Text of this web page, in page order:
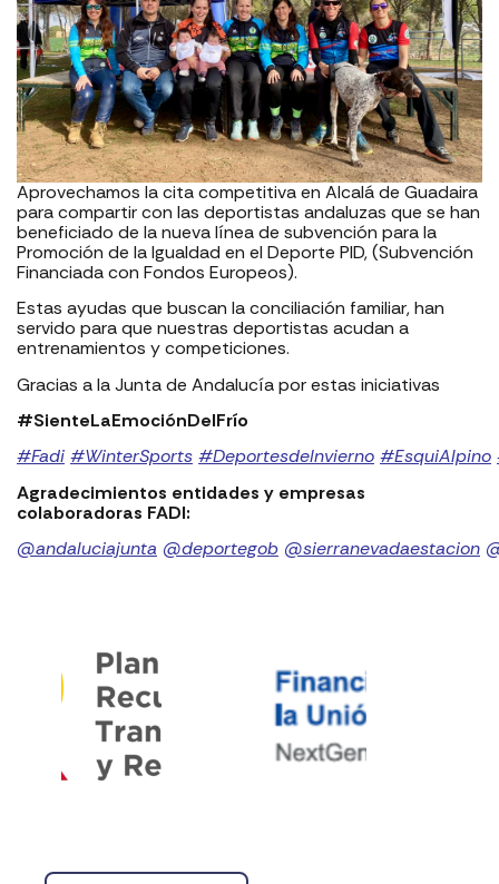
Aprovechamos la cita competitiva en Alcalá de Guadaira
para compartir con las deportistas andaluzas que se han
beneficiado de la nueva línea de subvención para la
Promoción de la Igualdad en el Deporte PID, (Subvención
Financiada con Fondos Europeos).
Estas ayudas que buscan la conciliación familiar, han
servido para que nuestras deportistas acudan a
entrenamientos y competiciones.
Gracias a la Junta de Andalucía por estas iniciativas
#SienteLaEmociónDelFrío
#Fadi #WinterSports #DeportesdeInvierno #EsquiAlpino
Agradecimientos entidades y empresas
colaboradoras FADI: ⁣⁣⁣⁣⁣⁣⁣⁣⁣⁣⁣⁣⁣⁣⁣⁣⁣⁣
@andaluciajunta @deportegob @sierranevadaestacion